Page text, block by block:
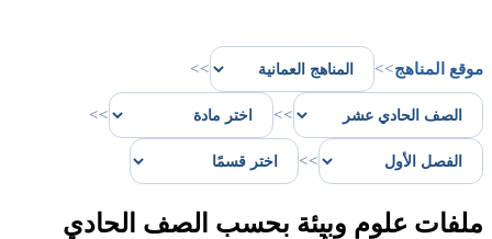
موقع المناهج>>
>>
>>
>>
>>
ملفات علوم وبيئة بحسب الصف الحادي